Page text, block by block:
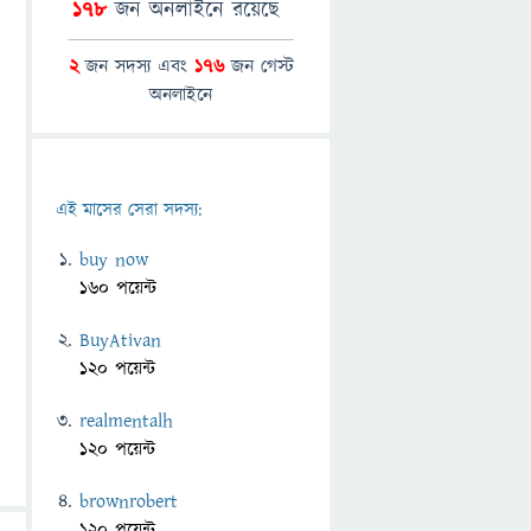
178জন অনলাইনে রয়েছে
2জন সদস্য এবং 176জন গেস্ট
অনলাইনে
এই মাসের সেরা সদস্য:
buy now
160 পয়েন্ট
BuyAtivan
120 পয়েন্ট
realmentalh
120 পয়েন্ট
brownrobert